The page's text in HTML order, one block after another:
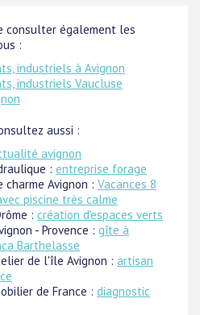
consulter également les
:
industriels à Avignon
industriels Vaucluse
aussi :
avignon
: entreprise forage
charme Avignon : Vacances 8
piscine très calme
: création d'espaces verts
- Provence : gîte à
Barthelasse
de l'île Avignon : artisan
de France : diagnostic